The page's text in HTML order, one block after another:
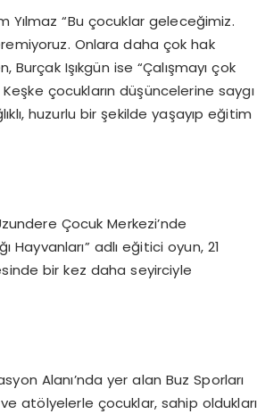
Yılmaz “Bu çocuklar geleceğimiz.
Onlara daha çok hak
Burçak Işıkgün ise “Çalışmayı çok
çocukların düşüncelerine saygı
huzurlu bir şekilde yaşayıp eğitim
Çocuk Merkezi’nde
Hayvanları” adlı eğitici oyun, 21
bir kez daha seyirciyle
Alanı’nda yer alan Buz Sporları
atölyelerle çocuklar, sahip oldukları